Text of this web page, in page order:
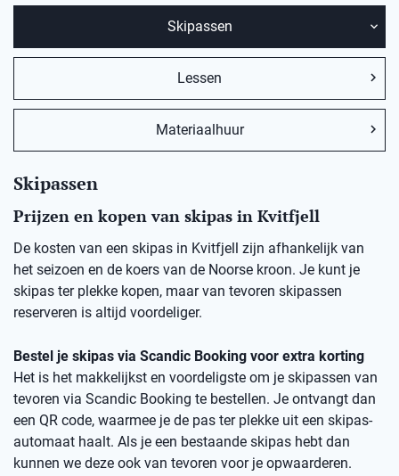
Skipassen
Lessen
Materiaalhuur
Skipassen
Prijzen en kopen van skipas in Kvitfjell
De kosten van een skipas in Kvitfjell zijn afhankelijk van
het seizoen en de koers van de Noorse kroon. Je kunt je
skipas ter plekke kopen, maar van tevoren skipassen
reserveren is altijd voordeliger.
Bestel je skipas via Scandic Booking voor extra korting
Het is het makkelijkst en voordeligste om je skipassen van
tevoren via Scandic Booking te bestellen. Je ontvangt dan
een QR code, waarmee je de pas ter plekke uit een skipas-
automaat haalt. Als je een bestaande skipas hebt dan
kunnen we deze ook van tevoren voor je opwaarderen.